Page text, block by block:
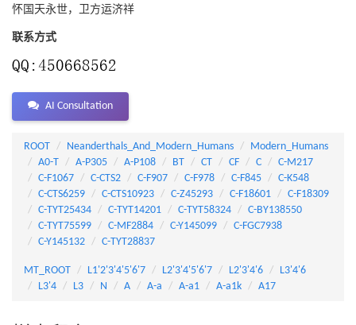
怀国天永世，卫方运济祥
联系方式
AI Consultation
ROOT Neanderthals_And_Modern_Humans
Modern_Humans
A0-T
A-P305 A-P108 BT CT CF C
C-M217
C-F1067
C-CTS2 C-F907 C-F978 C-F845
C-K548
C-CTS6259
C-CTS10923 C-Z45293 C-F18601
C-F18309
C-TYT25434
C-TYT14201 C-TYT58324
C-BY138550
C-TYT75599
C-MF2884 C-Y145099
C-FGC7938
C-Y145132
C-TYT28837
MT_ROOT L1'2'3'4'5'6'7 L2'3'4'5'6'7 L2'3'4'6
L3'4'6
L3'4
L3 N A A-a A-a1 A-a1k A17